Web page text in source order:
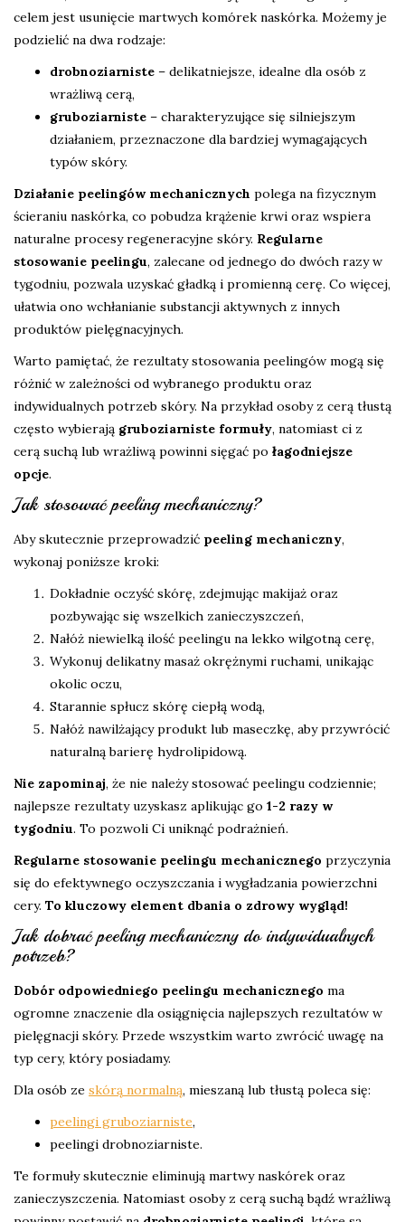
celem jest usunięcie martwych komórek naskórka. Możemy je
podzielić na dwa rodzaje:
drobnoziarniste – delikatniejsze, idealne dla osób z
wrażliwą cerą,
gruboziarniste – charakteryzujące się silniejszym
działaniem, przeznaczone dla bardziej wymagających
typów skóry.
Działanie peelingów mechanicznych polega na fizycznym
ścieraniu naskórka, co pobudza krążenie krwi oraz wspiera
naturalne procesy regeneracyjne skóry. Regularne
stosowanie peelingu, zalecane od jednego do dwóch razy w
tygodniu, pozwala uzyskać gładką i promienną cerę. Co więcej,
ułatwia ono wchłanianie substancji aktywnych z innych
produktów pielęgnacyjnych.
Warto pamiętać, że rezultaty stosowania peelingów mogą się
różnić w zależności od wybranego produktu oraz
indywidualnych potrzeb skóry. Na przykład osoby z cerą tłustą
często wybierają gruboziarniste formuły, natomiast ci z
cerą suchą lub wrażliwą powinni sięgać po łagodniejsze
opcje.
Jak stosować peeling mechaniczny?
Aby skutecznie przeprowadzić peeling mechaniczny,
wykonaj poniższe kroki:
Dokładnie oczyść skórę, zdejmując makijaż oraz
pozbywając się wszelkich zanieczyszczeń,
Nałóż niewielką ilość peelingu na lekko wilgotną cerę,
Wykonuj delikatny masaż okrężnymi ruchami, unikając
okolic oczu,
Starannie spłucz skórę ciepłą wodą,
Nałóż nawilżający produkt lub maseczkę, aby przywrócić
naturalną barierę hydrolipidową.
Nie zapominaj, że nie należy stosować peelingu codziennie;
najlepsze rezultaty uzyskasz aplikując go 1-2 razy w
tygodniu. To pozwoli Ci uniknąć podrażnień.
Regularne stosowanie peelingu mechanicznego przyczynia
się do efektywnego oczyszczania i wygładzania powierzchni
cery. To kluczowy element dbania o zdrowy wygląd!
Jak dobrać peeling mechaniczny do indywidualnych
potrzeb?
Dobór odpowiedniego peelingu mechanicznego ma
ogromne znaczenie dla osiągnięcia najlepszych rezultatów w
pielęgnacji skóry. Przede wszystkim warto zwrócić uwagę na
typ cery, który posiadamy.
Dla osób ze skórą normalną, mieszaną lub tłustą poleca się:
peelingi gruboziarniste,
peelingi drobnoziarniste.
Te formuły skutecznie eliminują martwy naskórek oraz
zanieczyszczenia. Natomiast osoby z cerą suchą bądź wrażliwą